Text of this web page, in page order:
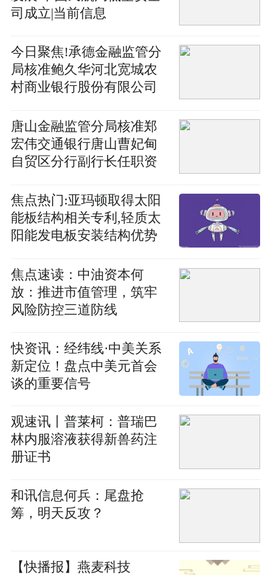
司成立|当前信息
今日聚焦!承德金融监管分
局核准鲍久华河北宽城农
村商业银行股份有限公司
唐山金融监管分局核准郑
宏伟交通银行唐山曹妃甸
自贸区分行副行长任职资
焦点热门:亚玛顿取得太阳
能板结构相关专利,轻质太
阳能发电板安装结构优势
焦点速读：中油资本何
放：推进市值管理，筑牢
风险防控三道防线
快资讯：经纬线·中美关系
新定位！盘点中美元首会
谈的重要信号
观速讯丨普莱柯：普瑞巴
林内服溶液获得新兽药注
册证书
和讯信息何兵：尾盘抢
筹，明天反攻？
【快播报】燕麦科技